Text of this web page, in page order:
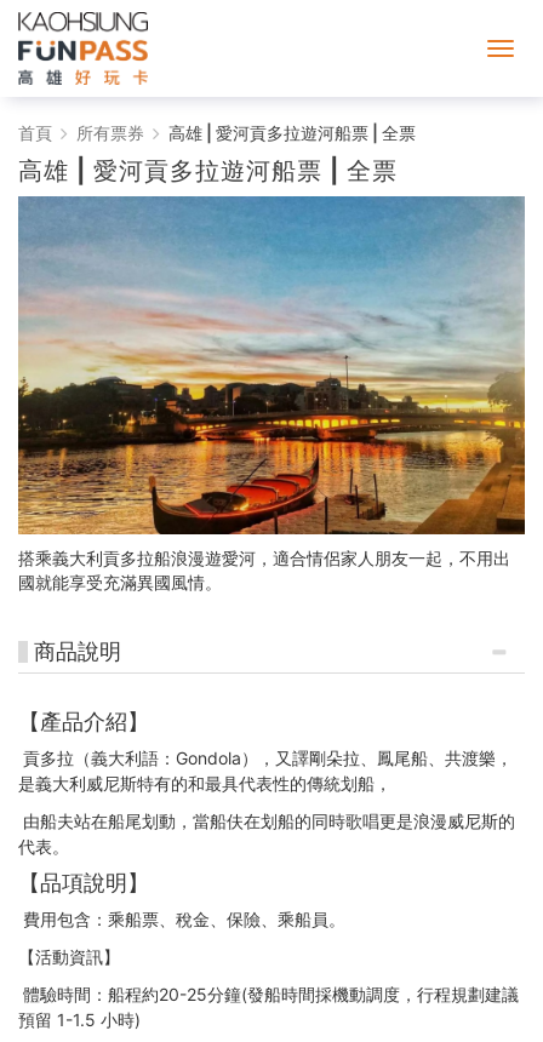
高
雄
好
玩
卡
首頁 所有票券 高雄 | 愛河貢多拉遊河船票 | 全票
高雄 | 愛河貢多拉遊河船票 | 全票
搭乘義大利貢多拉船浪漫遊愛河，適合情侶家人朋友一起，不用出
國就能享受充滿異國風情。
商品說明
【產品介紹】
貢多拉（義大利語：Gondola），又譯剛朵拉、鳳尾船、共渡樂，
是義大利威尼斯特有的和最具代表性的傳統划船，
由船夫站在船尾划動，當船伕在划船的同時歌唱更是浪漫威尼斯的
代表。
【品項說明】
費用包含：乘船票、稅金、保險、乘船員。
【活動資訊】
體驗時間：船程約20-25分鐘(發船時間採機動調度，行程規劃建議
預留 1-1.5 小時)